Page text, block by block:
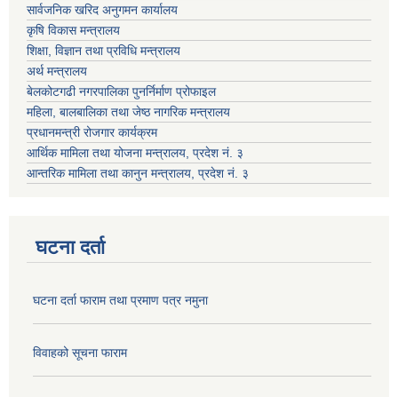
सार्वजनिक खरिद अनुगमन कार्यालय
कृषि विकास मन्त्रालय
शिक्षा, विज्ञान तथा प्रविधि मन्त्रालय
अर्थ मन्त्रालय
बेलकोटगढी नगरपालिका पुनर्निर्माण प्रोफाइल
महिला, बालबालिका तथा जेष्ठ नागरिक मन्त्रालय
प्रधानमन्त्री रोजगार कार्यक्रम
आर्थिक मामिला तथा योजना मन्त्रालय, प्रदेश नं. ३
आन्तरिक मामिला तथा कानुन मन्त्रालय, प्रदेश नं. ३
घटना दर्ता
घटना दर्ता फाराम तथा प्रमाण पत्र नमुना
विवाहको सूचना फाराम